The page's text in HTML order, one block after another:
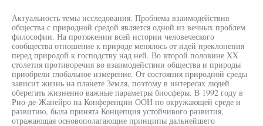
Актуальность темы исследования. Проблема взаимодействия
общества с природной средой является одной из вечных проблем
философии. На протяжении всей истории человеческого
сообщества отношение к природе менялось от идей преклонения
перед природой к господству над ней. Во второй половине XX
столетия противоречия во взаимодействии общества и природы
приобрели глобальное измерение. От состояния природной среды
зависит жизнь на планете Земля, поэтому в интересах людей
оберегать жизненно важные параметры биосферы. В 1992 году в
Рио-де-Жанейро на Конференции ООН по окружающей среде и
развитию, была принята Концепция устойчивого развития,
отражающая основополагающие принципы дальнейшего